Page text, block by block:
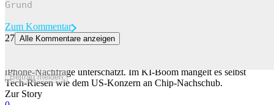
Beitrag melden
Zum Kommentar
27 Alle Kommentare anzeigen
iPhone-Nachfrage unterschätzt. Im KI-Boom mangelt es selbst
Tech-Riesen wie dem US-Konzern an Chip-Nachschub.
Zur Story